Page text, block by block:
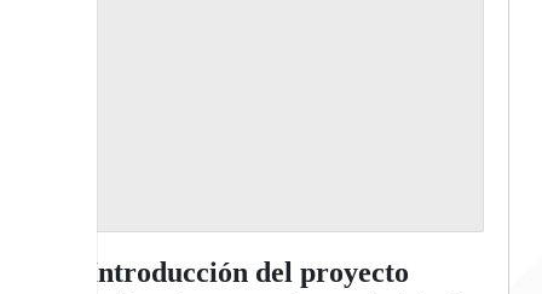
1. Introducción del proyecto